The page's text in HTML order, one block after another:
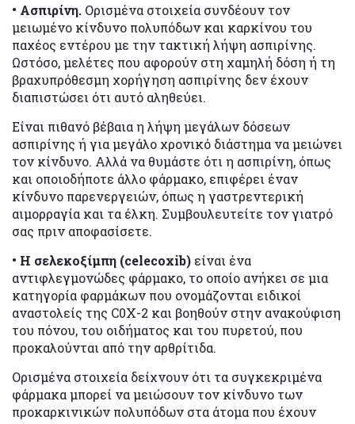
• Ασπιρίνη. Ορισμένα στοιχεία συνδέουν τον
μειωμένο κίνδυνο πολυπόδων και καρκίνου του
παχέος εντέρου με την τακτική λήψη ασπιρίνης.
Ωστόσο, μελέτες που αφορούν στη χαμηλή δόση ή τη
βραχυπρόθεσμη χορήγηση ασπιρίνης δεν έχουν
διαπιστώσει ότι αυτό αληθεύει.
Είναι πιθανό βέβαια η λήψη μεγάλων δόσεων
ασπιρίνης ή για μεγάλο χρονικό διάστημα να μειώνει
τον κίνδυνο. Αλλά να θυμάστε ότι η ασπιρίνη, όπως
και οποιοδήποτε άλλο φάρμακο, επιφέρει έναν
κίνδυνο παρενεργειών, όπως η γαστρεντερική
αιμορραγία και τα έλκη. Συμβουλευτείτε τον γιατρό
σας πριν αποφασίσετε.
• Η σελεκοξίμπη (celecoxib) είναι ένα
αντιφλεγμονώδες φάρμακο, το οποίο ανήκει σε μια
κατηγορία φαρμάκων που ονομάζονται ειδικοί
αναστολείς της C0X-2 και βοηθούν στην ανακούφιση
του πόνου, του οιδήματος και του πυρετού, που
προκαλούνται από την αρθρίτιδα.
Ορισμένα στοιχεία δείχνουν ότι τα συγκεκριμένα
φάρμακα μπορεί να μειώσουν τον κίνδυνο των
προκαρκινικών πολυπόδων στα άτομα που έχουν